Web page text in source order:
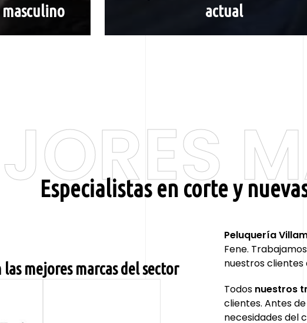
actual
Especialistas en corte y
mejores marcas del sector
Peluquería
Fene.
nuestros clientes
Todos nuestros
clientes. Antes
necesidades del